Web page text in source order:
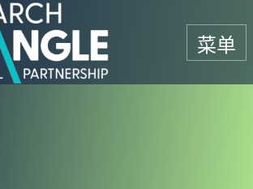
菜单